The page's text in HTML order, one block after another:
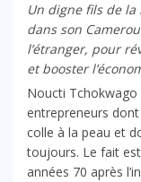
Un digne fils de
dans son
l’étranger, pour
et booster
Noucti
entrepreneurs
colle à la peau et
toujours. Le fait est
années 70 après